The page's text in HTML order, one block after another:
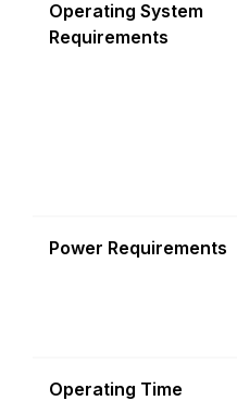
Operating System
Requirements
Power Requirements
Operating Time